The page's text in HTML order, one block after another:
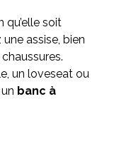
qu’elle soit
assise, bien
un loveseat ou
banc à